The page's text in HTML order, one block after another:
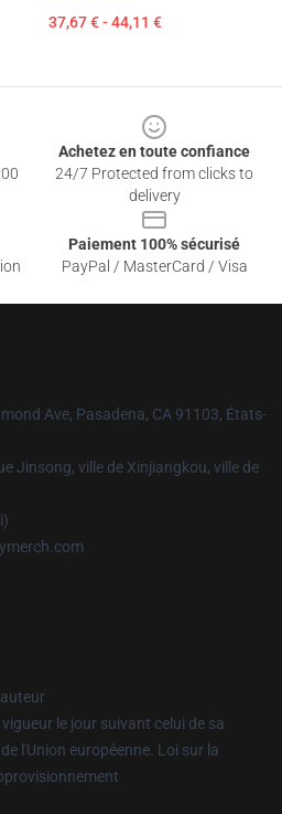
37,67 € - 44,11 €
Achetez en toute confiance
24/7 Protected from clicks to
delivery
Paiement 100% sécurisé
PayPal / MasterCard / Visa
Ave, Pasadena, CA 91103, États-
Jinsong, ville de Xinjiangkou, ville de
le jour suivant celui de sa
l'Union européenne. Loi sur la